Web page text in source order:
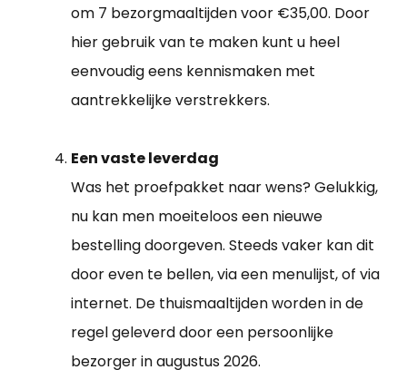
om 7 bezorgmaaltijden voor €35,00. Door
hier gebruik van te maken kunt u heel
eenvoudig eens kennismaken met
aantrekkelijke verstrekkers.
Een vaste leverdag
Was het proefpakket naar wens? Gelukkig,
nu kan men moeiteloos een nieuwe
bestelling doorgeven. Steeds vaker kan dit
door even te bellen, via een menulijst, of via
internet. De thuismaaltijden worden in de
regel geleverd door een persoonlijke
bezorger in augustus 2026.